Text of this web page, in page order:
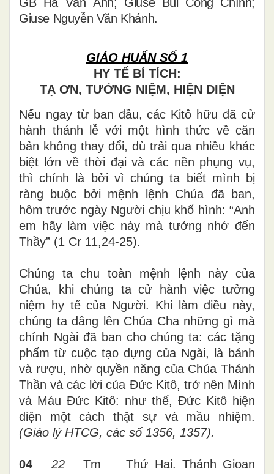
Giuse Nguyễn Văn Khánh.
GIÁO HUẤN SỐ 1
HY TẾ BÍ TÍCH:
TẠ ƠN, TƯỞNG NIỆM, HIỆN DIỆN
Nếu ngay từ ban đầu, các Kitô hữu đã cử
hành thánh lễ với một hình thức về căn
bản không thay đổi, dù trải qua nhiều khác
biệt lớn về thời đại và các nền phụng vụ,
thì chính là bởi vì chúng ta biết mình bị
ràng buộc bởi mệnh lệnh Chúa đã ban,
hôm trước ngày Người chịu khổ hình: “Anh
em hãy làm việc này mà tưởng nhớ đến
Thầy” (1 Cr 11,24-25).
Chúng ta chu toàn mệnh lệnh này của
Chúa, khi chúng ta cử hành việc tưởng
niệm hy tế của Người. Khi làm điều này,
chúng ta dâng lên Chúa Cha những gì mà
chính Ngài đã ban cho chúng ta: các tặng
phẩm từ cuộc tạo dựng của Ngài, là bánh
và rượu, nhờ quyền năng của Chúa Thánh
Thần và các lời của Đức Kitô, trở nên Mình
và Máu Đức Kitô: như thế, Đức Kitô hiện
diện một cách thật sự và mầu nhiệm.
(Giáo lý HTCG, các số 1356, 1357).
04 22TmThứ Hai. Thánh Gioan